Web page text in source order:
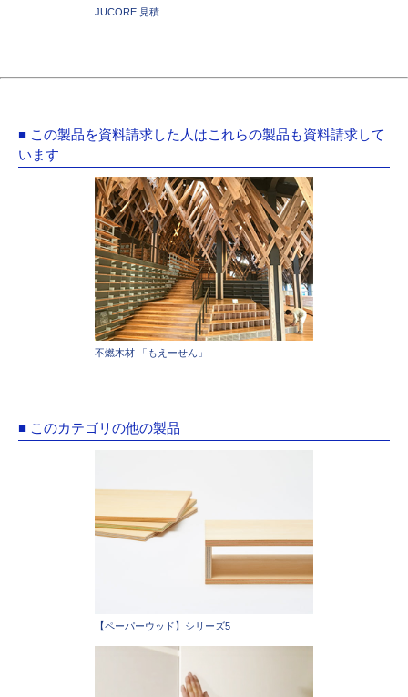
JUCORE 見積
■ この製品を資料請求した人はこれらの製品も資料請求して
います
不燃木材 「もえーせん」
■ このカテゴリの他の製品
【ペーパーウッド】シリーズ5